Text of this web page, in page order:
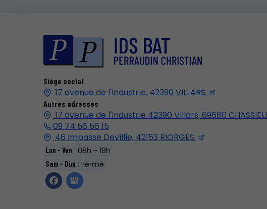
Siège social
17 avenue de l'Industrie, 42390 VILLARS
Autres adresses
17 avenue de l'industrie 42390 Villars,69680 CHASSIEU
09 74 56 56 15
46 Impasse Devillie, 42153 RIORGES
Lun - Ven : 08h - 18h
Sam - Dim : Fermé